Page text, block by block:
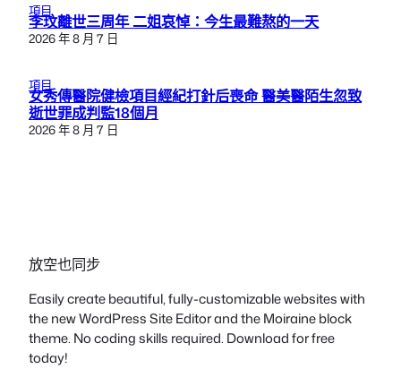
項目
李玟離世三周年 二姐哀悼：今生最難熬的一天
2026 年 8 月 7 日
項目
女秀傳醫院健檢項目經紀打針后喪命 醫美醫陌生忽致
逝世罪成判監18個月
2026 年 8 月 7 日
放空也同步
Easily create beautiful, fully-customizable websites with
the new WordPress Site Editor and the Moiraine block
theme. No coding skills required. Download for free
today!